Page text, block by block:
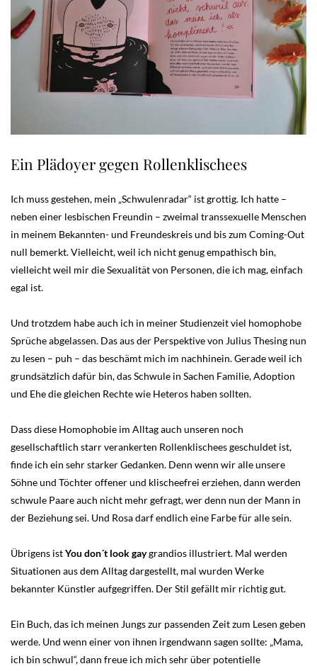
Ein Plädoyer gegen Rollenklischees
Ich muss gestehen, mein „Schwulenradar“ ist grottig. Ich hatte –
neben einer lesbischen Freundin – zweimal transsexuelle Menschen
in meinem Bekannten- und Freundeskreis und bis zum Coming-Out
null bemerkt. Vielleicht, weil ich nicht genug empathisch bin,
vielleicht weil mir die Sexualität von Personen, die ich mag, einfach
egal ist.
Und trotzdem habe auch ich in meiner Studienzeit viel homophobe
Sprüche abgelassen. Das aus der Perspektive von Julius Thesing nun
zu lesen – puh – das beschämt mich im nachhinein. Gerade weil ich
grundsätzlich dafür bin, das Schwule in Sachen Familie, Adoption
und Ehe die gleichen Rechte wie Heteros haben sollten.
Dass diese Homophobie im Alltag auch unseren noch
gesellschaftlich starr verankerten Rollenklischees geschuldet ist,
finde ich ein sehr starker Gedanken. Denn wenn wir alle unsere
Söhne und Töchter offener und klischeefrei erziehen, dann werden
schwule Paare auch nicht mehr gefragt, wer denn nun der Mann in
der Beziehung sei. Und Rosa darf endlich eine Farbe für alle sein.
Übrigens istYou don´t look gaygrandios illustriert. Mal werden
Situationen aus dem Alltag dargestellt, mal wurden Werke
bekannter Künstler aufgegriffen. Der Stil gefällt mir richtig gut.
Ein Buch, das ich meinen Jungs zur passenden Zeit zum Lesen geben
werde. Und wenn einer von ihnen irgendwann sagen sollte: „Mama,
ich bin schwul“, dann freue ich mich sehr über potentielle